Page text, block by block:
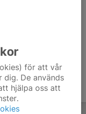
för att vår
De används
hjälpa oss att